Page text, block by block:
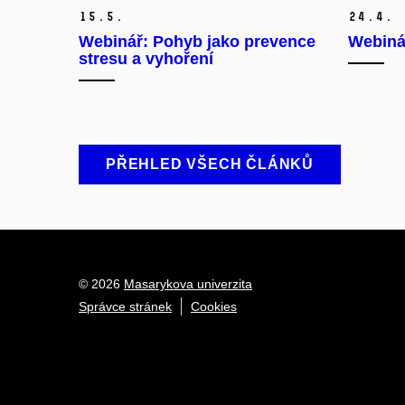
15. 5.
Webinář: Pohyb jako prevence
stresu a vyhoření
24. 4.
PŘEHLED VŠECH ČLÁNKŮ
© 2026 Masarykova univerzita
Správce stránek
Cookies